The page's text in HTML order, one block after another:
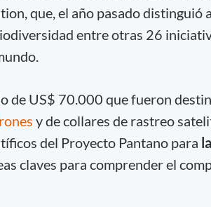
que, el año pasado distinguió
entre otras 26
de US$ 70.000 que fueron
y de collares de rastreo
del Proyecto Pantano para
claves para comprender el